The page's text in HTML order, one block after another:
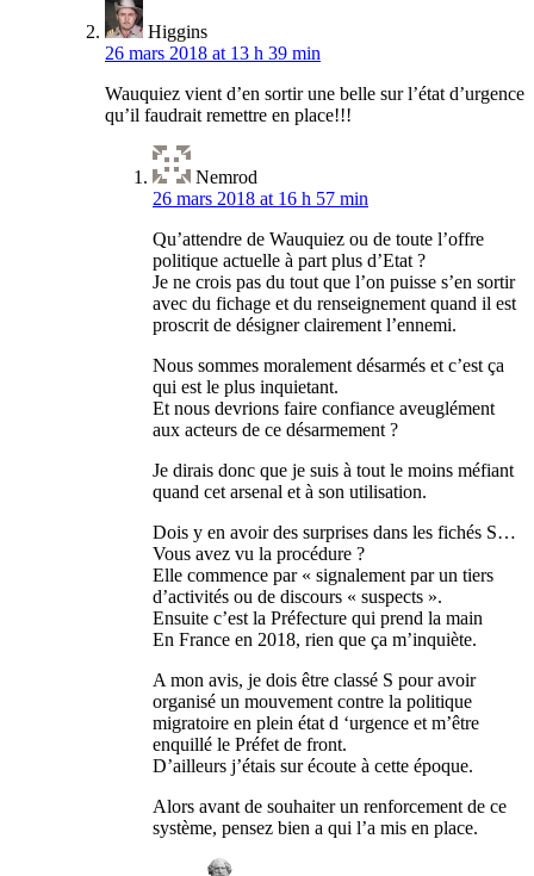
Higgins
26 mars 2018 at 13 h 39 min
Wauquiez vient d’en sortir une belle sur l’état d’urgence
qu’il faudrait remettre en place!!!
Nemrod
26 mars 2018 at 16 h 57 min
Qu’attendre de Wauquiez ou de toute l’offre
politique actuelle à part plus d’Etat ?
Je ne crois pas du tout que l’on puisse s’en sortir
avec du fichage et du renseignement quand il est
proscrit de désigner clairement l’ennemi.
Nous sommes moralement désarmés et c’est ça
qui est le plus inquietant.
Et nous devrions faire confiance aveuglément
aux acteurs de ce désarmement ?
Je dirais donc que je suis à tout le moins méfiant
quand cet arsenal et à son utilisation.
Dois y en avoir des surprises dans les fichés S…
Vous avez vu la procédure ?
Elle commence par « signalement par un tiers
d’activités ou de discours « suspects ».
Ensuite c’est la Préfecture qui prend la main
En France en 2018, rien que ça m’inquiète.
A mon avis, je dois être classé S pour avoir
organisé un mouvement contre la politique
migratoire en plein état d ‘urgence et m’être
enquillé le Préfet de front.
D’ailleurs j’étais sur écoute à cette époque.
Alors avant de souhaiter un renforcement de ce
système, pensez bien a qui l’a mis en place.